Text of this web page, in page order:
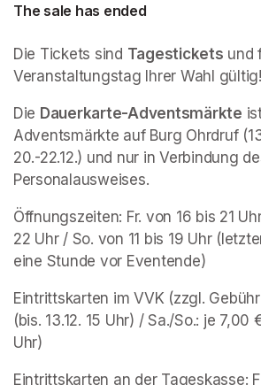
The sale has ended
Die Tickets sind Tagestickets und
Veranstaltungstag Ihrer Wahl gültig!
Die Dauerkarte-Adventsmärkte
Adventsmärkte auf Burg Ohrdruf
20.-22.12.) und nur in Verbindung
Personalausweises.
Öffnungszeiten: Fr. von 16 bis 21
22 Uhr / So. von 11 bis 19 Uhr
eine Stunde vor Eventende)
Eintrittskarten im VVK (zzgl.
(bis. 13.12. 15 Uhr) / Sa./So.: je 7,00
Uhr)
Eintrittskarten an der Tageskasse: